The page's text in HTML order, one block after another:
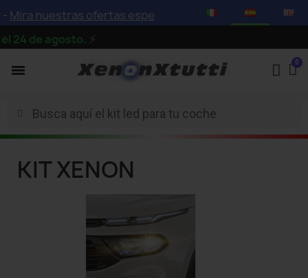
Mira nuestras ofertas especiales con descuentos de
24 de agosto.⚡
KIT XENON